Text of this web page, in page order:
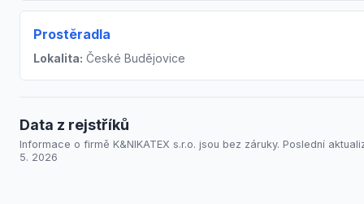
Prostěradla
Lokalita: České Budějovice
Data z rejstříků
Informace o firmě K&NIKATEX s.r.o. jsou bez záruky. Poslední
5. 2026